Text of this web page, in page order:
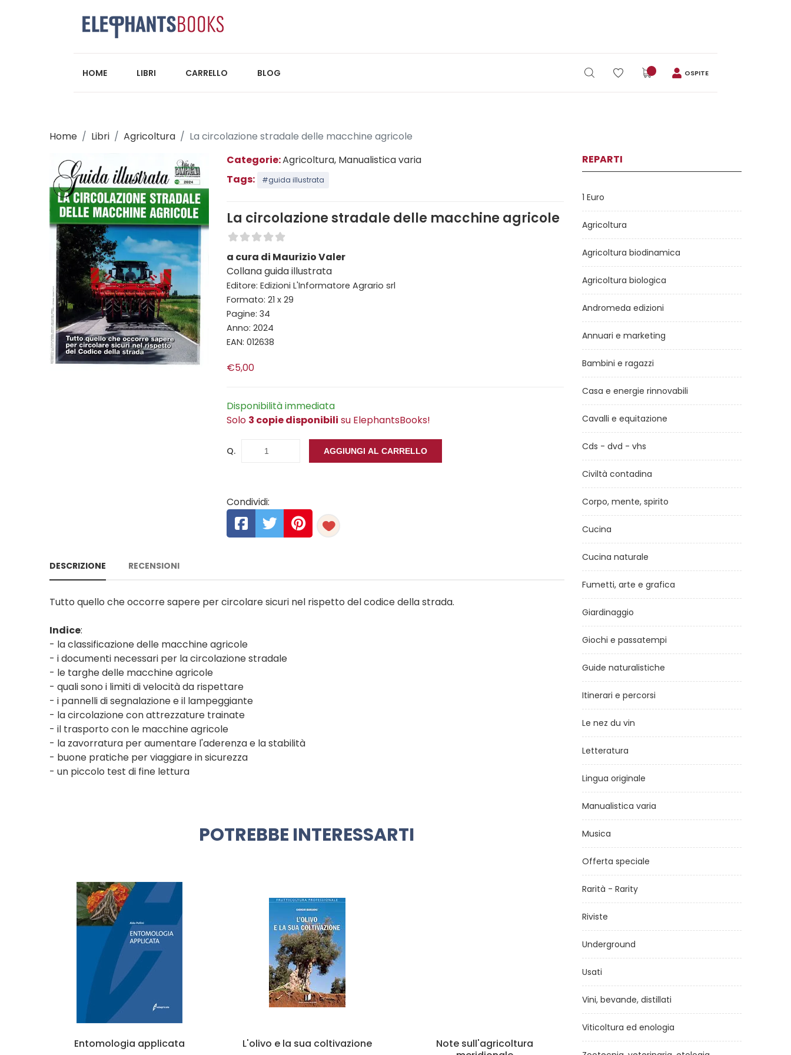
HOME LIBRI CARRELLO BLOG OSPITE
Home Libri Agricoltura
La circolazione stradale delle macchine agricole
Categorie:Agricoltura, Manualistica varia
Tags:
#guida illustrata
La circolazione stradale delle macchine agricole
a cura di Maurizio Valer
Collana guida illustrata
Editore: Edizioni L'Informatore Agrario srl
Formato: 21 x 29
Pagine: 34
Anno: 2024
EAN: 012638
€5,00
Disponibilità immediata
Solo 3 copie disponibili su ElephantsBooks!
Q. AGGIUNGI AL CARRELLO
Condividi:
DESCRIZIONE RECENSIONI
Tutto quello che occorre sapere per circolare sicuri nel rispetto del codice della strada.
Indice:
- la classificazione delle macchine agricole
- i documenti necessari per la circolazione stradale
- le targhe delle macchine agricole
- quali sono i limiti di velocità da rispettare
- i pannelli di segnalazione e il lampeggiante
- la circolazione con attrezzature trainate
- il trasporto con le macchine agricole
- la zavorratura per aumentare l'aderenza e la stabilità
- buone pratiche per viaggiare in sicurezza
- un piccolo test di fine lettura
POTREBBE INTERESSARTI
Entomologia applicata L'olivo e la sua coltivazione
Note sull'agricoltura
Ecologia forestale
REPARTI
1 Euro
Agricoltura
Agricoltura biodinamica
Agricoltura biologica
Andromeda edizioni
Annuari e marketing
Bambini e ragazzi
Casa e energie rinnovabili
Cavalli e equitazione
Cds - dvd - vhs
Civiltà contadina
Corpo, mente, spirito
Cucina
Cucina naturale
Fumetti, arte e grafica
Giardinaggio
Giochi e passatempi
Guide naturalistiche
Itinerari e percorsi
Le nez du vin
Letteratura
Lingua originale
Manualistica varia
Musica
Offerta speciale
Rarità - Rarity
Riviste
Underground
Usati
Vini, bevande, distillati
Viticoltura ed enologia